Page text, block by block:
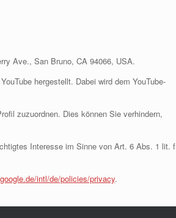
Ave., San Bruno, CA 94066, USA.
hergestellt. Dabei wird dem YouTube-
zuzuordnen. Dies können Sie verhindern,
Interesse im Sinne von Art. 6 Abs. 1 lit. f
intl/de/policies/privacy.